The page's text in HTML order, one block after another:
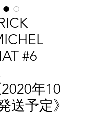
#6
年10
送予定》